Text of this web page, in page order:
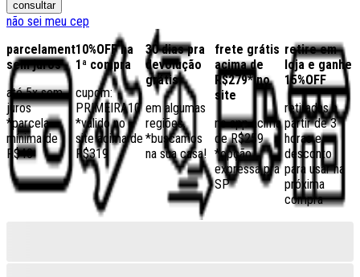
consultar
não sei meu cep
parcelamento
sem juros
até 5x sem
juros
*parcela
mínima de
R$40
10%OFF na
1ª compra
cupom:
PRIMEIRA10
*válido no
site acima de
R$319
30 dias pra
devolução
grátis
em algumas
regiões,
*buscamos
na sua casa!
frete grátis
acima de
R$279* no
site
no app acima
de R$259
*opção
expressa pra
SP
retire em
loja e ganhe
15%OFF
retiradas a
partir de 3
horas e
desconto
para usar na
próxima
compra